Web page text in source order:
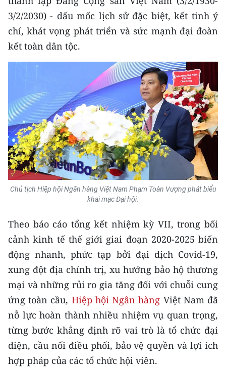
Media Thể thao
Media Giáo dục
Media Khoa học - Công nghệ
Media Môi trường
Ảnh
Infographic
TIN MỚI
Trung du và miền núi phía Bắc
Đồng bằng sông Hồng
Bắc Trung Bộ
Duyên hải Nam Trung Bộ và Tây
Nguyên
Đông Nam Bộ
Đồng bằng sông Cửu Long
3/2/2030) - dấu mốc lịch sử đặc biệt, kết tinh ý
chí, khát vọng phát triển và sức mạnh đại đoàn
kết toàn dân tộc.
Chủ tịch Hiệp hội Ngân hàng Việt Nam Phạm Toàn Vượng phát biểu
khai mạc Đại hội.
Theo báo cáo tổng kết nhiệm kỳ VII, trong bối
cảnh kinh tế thế giới giai đoạn 2020-2025 biến
động nhanh, phức tạp bởi đại dịch Covid-19,
xung đột địa chính trị, xu hướng bảo hộ thương
mại và những rủi ro gia tăng đối với chuỗi cung
ứng toàn cầu, Hiệp hội Ngân hàng Việt Nam đã
nỗ lực hoàn thành nhiều nhiệm vụ quan trọng,
từng bước khẳng định rõ vai trò là tổ chức đại
diện, cầu nối điều phối, bảo vệ quyền và lợi ích
hợp pháp của các tổ chức hội viên.